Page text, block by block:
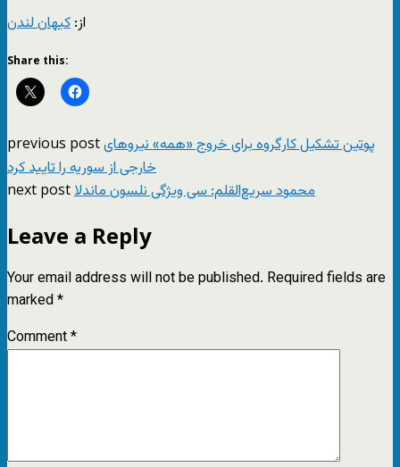
از: کیهان لندن
Share this:
previous postپوتین تشکیل کارگروه برای خروج «همه» نیروهای
خارجی از سوریه را تایید کرد
next postمحمود سریع‌القلم: سی ویژگی نلسون ماندلا
Leave a Reply
Your email address will not be published. Required fields are
marked*
Comment*